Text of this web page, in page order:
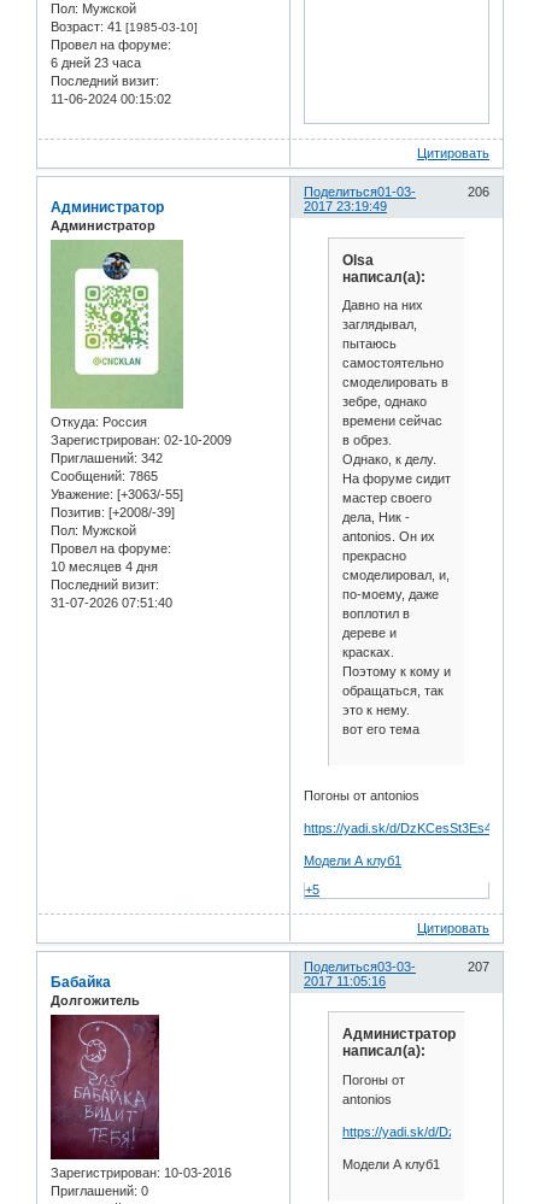
Пол: Мужской
Возраст: 41 [1985-03-10]
Провел на форуме:
6 дней 23 часа
Последний визит:
11-06-2024 00:15:02
Цитировать
Поделиться 206
01-03-
2017 23:19:49
Администратор
Администратор
Откуда: Россия
Зарегистрирован: 02-10-2009
Приглашений: 342
Сообщений: 7865
Уважение: [+3063/-55]
Позитив: [+2008/-39]
Пол: Мужской
Провел на форуме:
10 месяцев 4 дня
Последний визит:
31-07-2026 07:51:40
Olsa
написал(а):
Давно на них
заглядывал,
пытаюсь
самостоятельно
смоделировать в
зебре, однако
времени сейчас
в обрез.
Однако, к делу.
На форуме сидит
мастер своего
дела, Ник -
antonios. Он их
прекрасно
смоделировал, и,
по-моему, даже
воплотил в
дереве и
красках.
Поэтому к кому и
обращаться, так
это к нему.
вот его тема
Погоны от antonios
https://yadi.sk/d/DzKCesSt3Es4Uo
Модели А клуб1
+5
Цитировать
Поделиться 207
03-03-
2017 11:05:16
Бабайка
Долгожитель
Зарегистрирован: 10-03-2016
Приглашений: 0
Администратор
написал(а):
Погоны от
antonios
https://yadi.sk/d/
Модели А клуб1